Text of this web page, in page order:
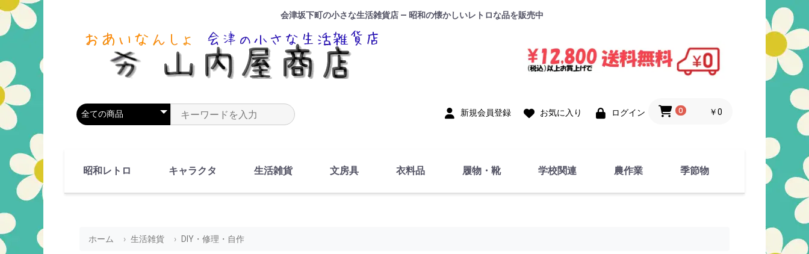
会津坂下町の小さな生活雑貨店 — 昭和の懐かしいレトロな品を販売中
商品カテゴリを選択 商品名やキーワードを入力 新規会員登録 お気に入り ログイン 0 ￥0
昭和レトロ キャラクタ 生活雑貨 文房具 衣料品 履物・靴 学校関連 農作業 季節物
ホーム 生活雑貨 DIY・修理・自作